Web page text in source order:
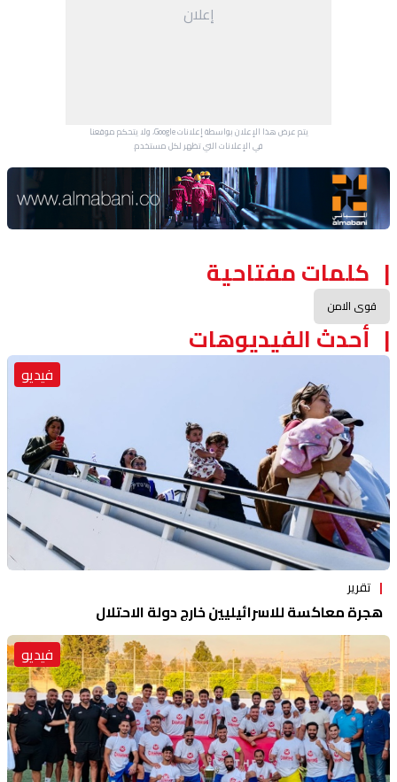
إعلان
يتم عرض هذا الإعلان بواسطة إعلانات Google، ولا يتحكم موقعنا
في الإعلانات التي تظهر لكل مستخدم.
Advertisement Section
كلمات مفتاحية
قوى الامن
أحدث الفيديوهات
فيديو
تقرير
هجرة معاكسة للاسرائيليين خارج دولة الاحتلال
فيديو